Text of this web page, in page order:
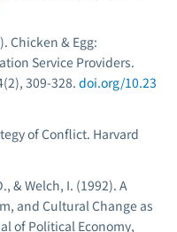
Chicken & Egg:
Service Providers.
309-328. doi.org/10.23
of Conflict. Harvard
& Welch, I. (1992). A
and Cultural Change as
of Political Economy,